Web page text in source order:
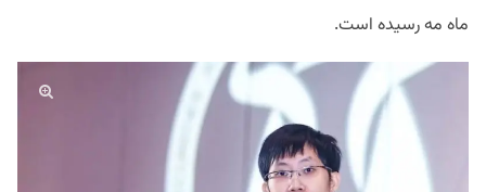
ماه مه رسیده است.